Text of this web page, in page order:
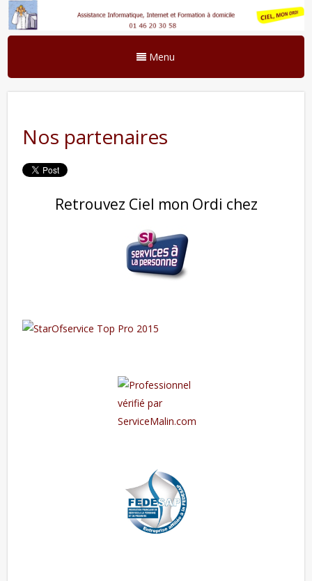
Menu
Nos partenaires
Retrouvez Ciel mon Ordi chez